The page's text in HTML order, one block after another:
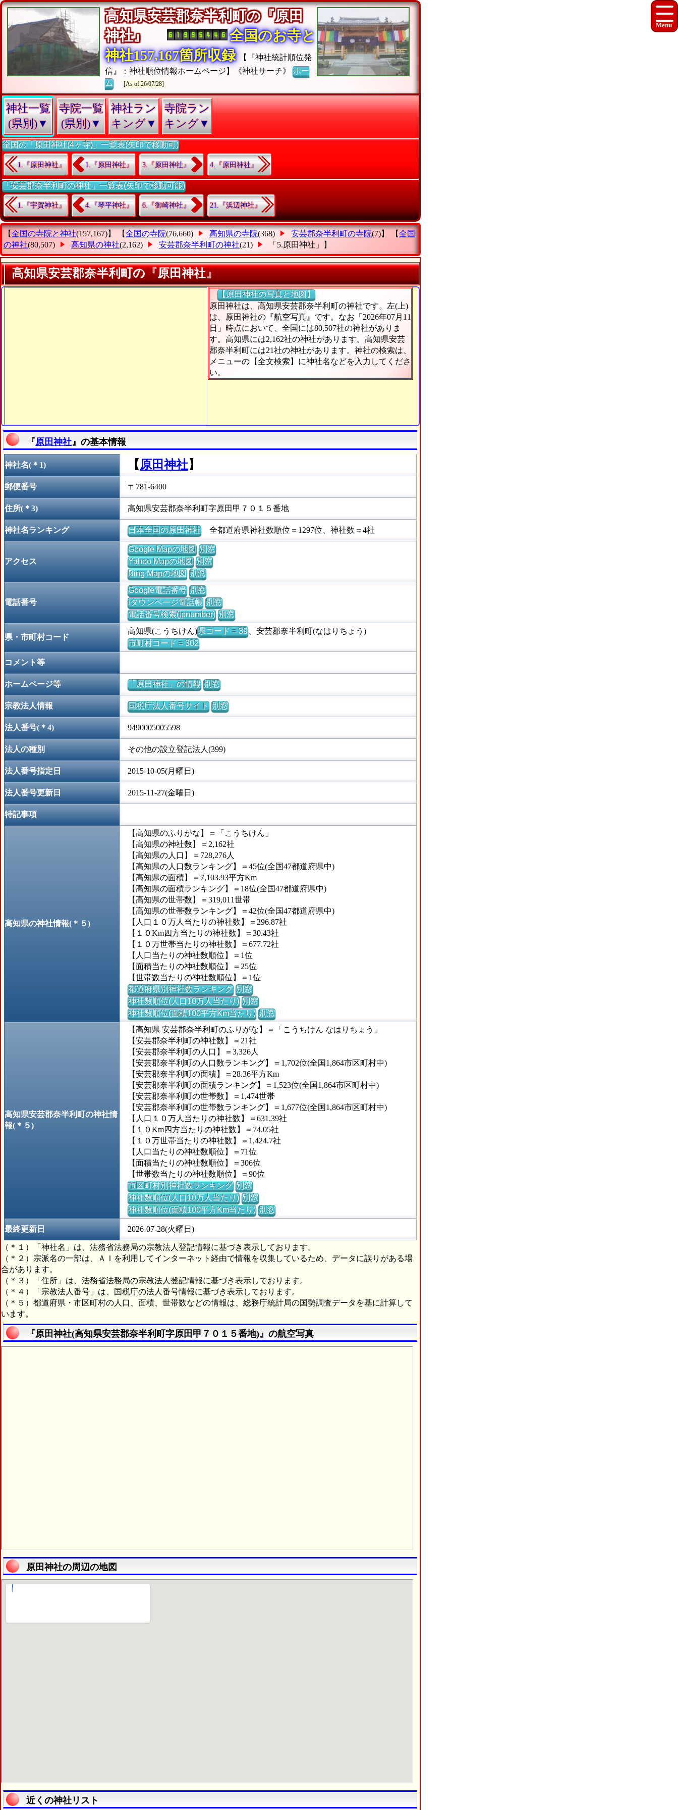
高知県安芸郡奈半利町の『原田
神社』
全国のお寺と
神社157,167箇所収録
【『神社統計順位発
信』：神社順位情報ホームページ】《神社サーチ》ホー
ム
[As of 26/07/28]
神社一覧
(県別)▼
寺院一覧
(県別)▼
神社ラン
キング▼
寺院ラン
キング▼
全国の「原田神社(4ヶ寺)」一覧表(矢印で移動可)
1.『原田神社』 1.『原田神社』 3.『原田神社』 4.『原田神社』
「安芸郡奈半利町の神社」一覧表(矢印で移動可能)
1.『宇賀神社』 4.『琴平神社』 6.『御崎神社』 21.『浜辺神社』
【全国の寺院と神社(157,167)】 【全国の寺院(76,660) 高知県の寺院(368) 安芸郡奈半利町の寺院(7)】 【全国
の神社(80,507) 高知県の神社(2,162) 安芸郡奈半利町の神社(21) 「5.原田神社」 】
高知県安芸郡奈半利町の『原田神社』
【原田神社の写真と地図】
原田神社は、高知県安芸郡奈半利町の神社です。左(上)
は、原田神社の『航空写真』です。なお「2026年07月11
日」時点において、全国には80,507社の神社がありま
す。高知県には2,162社の神社があります。高知県安芸
郡奈半利町には21社の神社があります。神社の検索は、
メニューの【全文検索】に神社名などを入力してくださ
い。
『原田神社 』の基本情報
神社名(＊1) 【原田神社】
郵便番号 〒781-6400
住所(＊3) 高知県安芸郡奈半利町字原田甲７０１５番地
神社名ランキング 日本全国の原田神社全都道府県神社数順位＝1297位、神社数＝4社
アクセス
Google Mapの地図 別窓
Yahoo Mapの地図 別窓
Bing Mapの地図 別窓
電話番号
Google電話番号 別窓
iタウンページ電話帳 別窓
電話番号検索(jpnumber) 別窓
県・市町村コード
高知県(こうちけん)県コード = 39、安芸郡奈半利町(なはりちょう)
市町村コード = 302
コメント等
ホームページ等 「原田神社」の情報 別窓
宗教法人情報 国税庁法人番号サイト 別窓
法人番号(＊4) 9490005005598
法人の種別 その他の設立登記法人(399)
法人番号指定日 2015-10-05(月曜日)
法人番号更新日 2015-11-27(金曜日)
特記事項
高知県の神社情報(＊５)
【高知県のふりがな】＝「こうちけん」
【高知県の神社数】＝2,162社
【高知県の人口】＝728,276人
【高知県の人口数ランキング】＝45位(全国47都道府県中)
【高知県の面積】＝7,103.93平方Km
【高知県の面積ランキング】＝18位(全国47都道府県中)
【高知県の世帯数】＝319,011世帯
【高知県の世帯数ランキング】＝42位(全国47都道府県中)
【人口１０万人当たりの神社数】＝296.87社
【１０Km四方当たりの神社数】＝30.43社
【１０万世帯当たりの神社数】＝677.72社
【人口当たりの神社数順位】＝1位
【面積当たりの神社数順位】＝25位
【世帯数当たりの神社数順位】＝1位
都道府県別神社数ランキング 別窓
神社数順位(人口10万人当たり) 別窓
神社数順位(面積100平方Km当たり) 別窓
高知県安芸郡奈半利町の神社情
報(＊５)
【高知県 安芸郡奈半利町のふりがな】＝「こうちけん なはりちょう」
【安芸郡奈半利町の神社数】＝21社
【安芸郡奈半利町の人口】＝3,326人
【安芸郡奈半利町の人口数ランキング】＝1,702位(全国1,864市区町村中)
【安芸郡奈半利町の面積】＝28.36平方Km
【安芸郡奈半利町の面積ランキング】＝1,523位(全国1,864市区町村中)
【安芸郡奈半利町の世帯数】＝1,474世帯
【安芸郡奈半利町の世帯数ランキング】＝1,677位(全国1,864市区町村中)
【人口１０万人当たりの神社数】＝631.39社
【１０Km四方当たりの神社数】＝74.05社
【１０万世帯当たりの神社数】＝1,424.7社
【人口当たりの神社数順位】＝71位
【面積当たりの神社数順位】＝306位
【世帯数当たりの神社数順位】＝90位
市区町村別神社数ランキング 別窓
神社数順位(人口10万人当たり) 別窓
神社数順位(面積100平方Km当たり) 別窓
最終更新日 2026-07-28(火曜日)
（＊１）「神社名」は、法務省法務局の宗教法人登記情報に基づき表示しております。
（＊２）宗派名の一部は、ＡＩを利用してインターネット経由で情報を収集しているため、データに誤りがある場
合があります。
（＊３）「住所」は、法務省法務局の宗教法人登記情報に基づき表示しております。
（＊４）「宗教法人番号」は、国税庁の法人番号情報に基づき表示しております。
（＊５）都道府県・市区町村の人口、面積、世帯数などの情報は、総務庁統計局の国勢調査データを基に計算して
います。
『原田神社(高知県安芸郡奈半利町字原田甲７０１５番地)』の航空写真
原田神社の周辺の地図
近くの神社リスト